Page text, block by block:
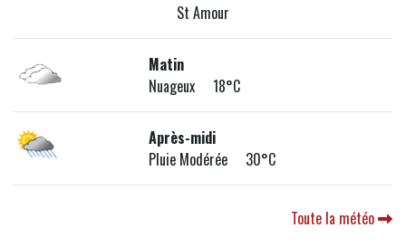
St Amour
Matin
Nuageux 18°C
Après-midi
Pluie Modérée 30°C
Toute la météo